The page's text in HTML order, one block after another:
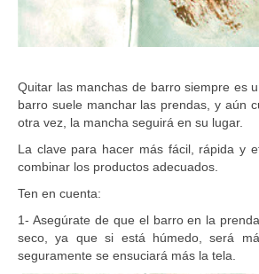
Quitar las manchas de barro siempre es
barro suele manchar las prendas, y aún
otra vez, la mancha seguirá en su lugar.
La clave para hacer más fácil, rápida y
combinar los productos adecuados.
Ten en cuenta:
1- Asegúrate de que el barro en la
seco, ya que si está húmedo, será
seguramente se ensuciará más la tela.